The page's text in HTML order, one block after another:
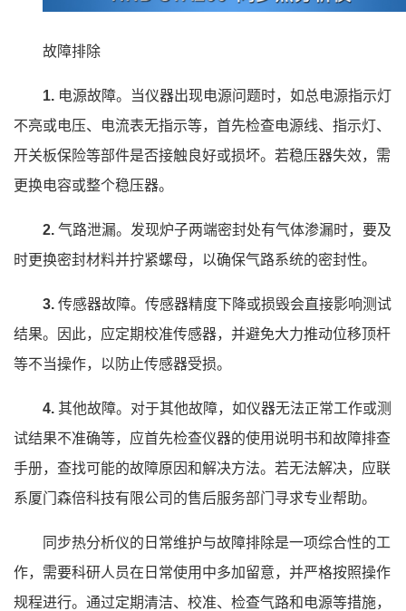
故障排除
1. 电源故障。当仪器出现电源问题时，如总电源指示灯
不亮或电压、电流表无指示等，首先检查电源线、指示灯、
开关板保险等部件是否接触良好或损坏。若稳压器失效，需
更换电容或整个稳压器。
2. 气路泄漏。发现炉子两端密封处有气体渗漏时，要及
时更换密封材料并拧紧螺母，以确保气路系统的密封性。
3. 传感器故障。传感器精度下降或损毁会直接影响测试
结果。因此，应定期校准传感器，并避免大力推动位移顶杆
等不当操作，以防止传感器受损。
4. 其他故障。对于其他故障，如仪器无法正常工作或测
试结果不准确等，应首先检查仪器的使用说明书和故障排查
手册，查找可能的故障原因和解决方法。若无法解决，应联
系厦门森倍科技有限公司的售后服务部门寻求专业帮助。
同步热分析仪的日常维护与故障排除是一项综合性的工
作，需要科研人员在日常使用中多加留意，并严格按照操作
规程进行。通过定期清洁、校准、检查气路和电源等措施，